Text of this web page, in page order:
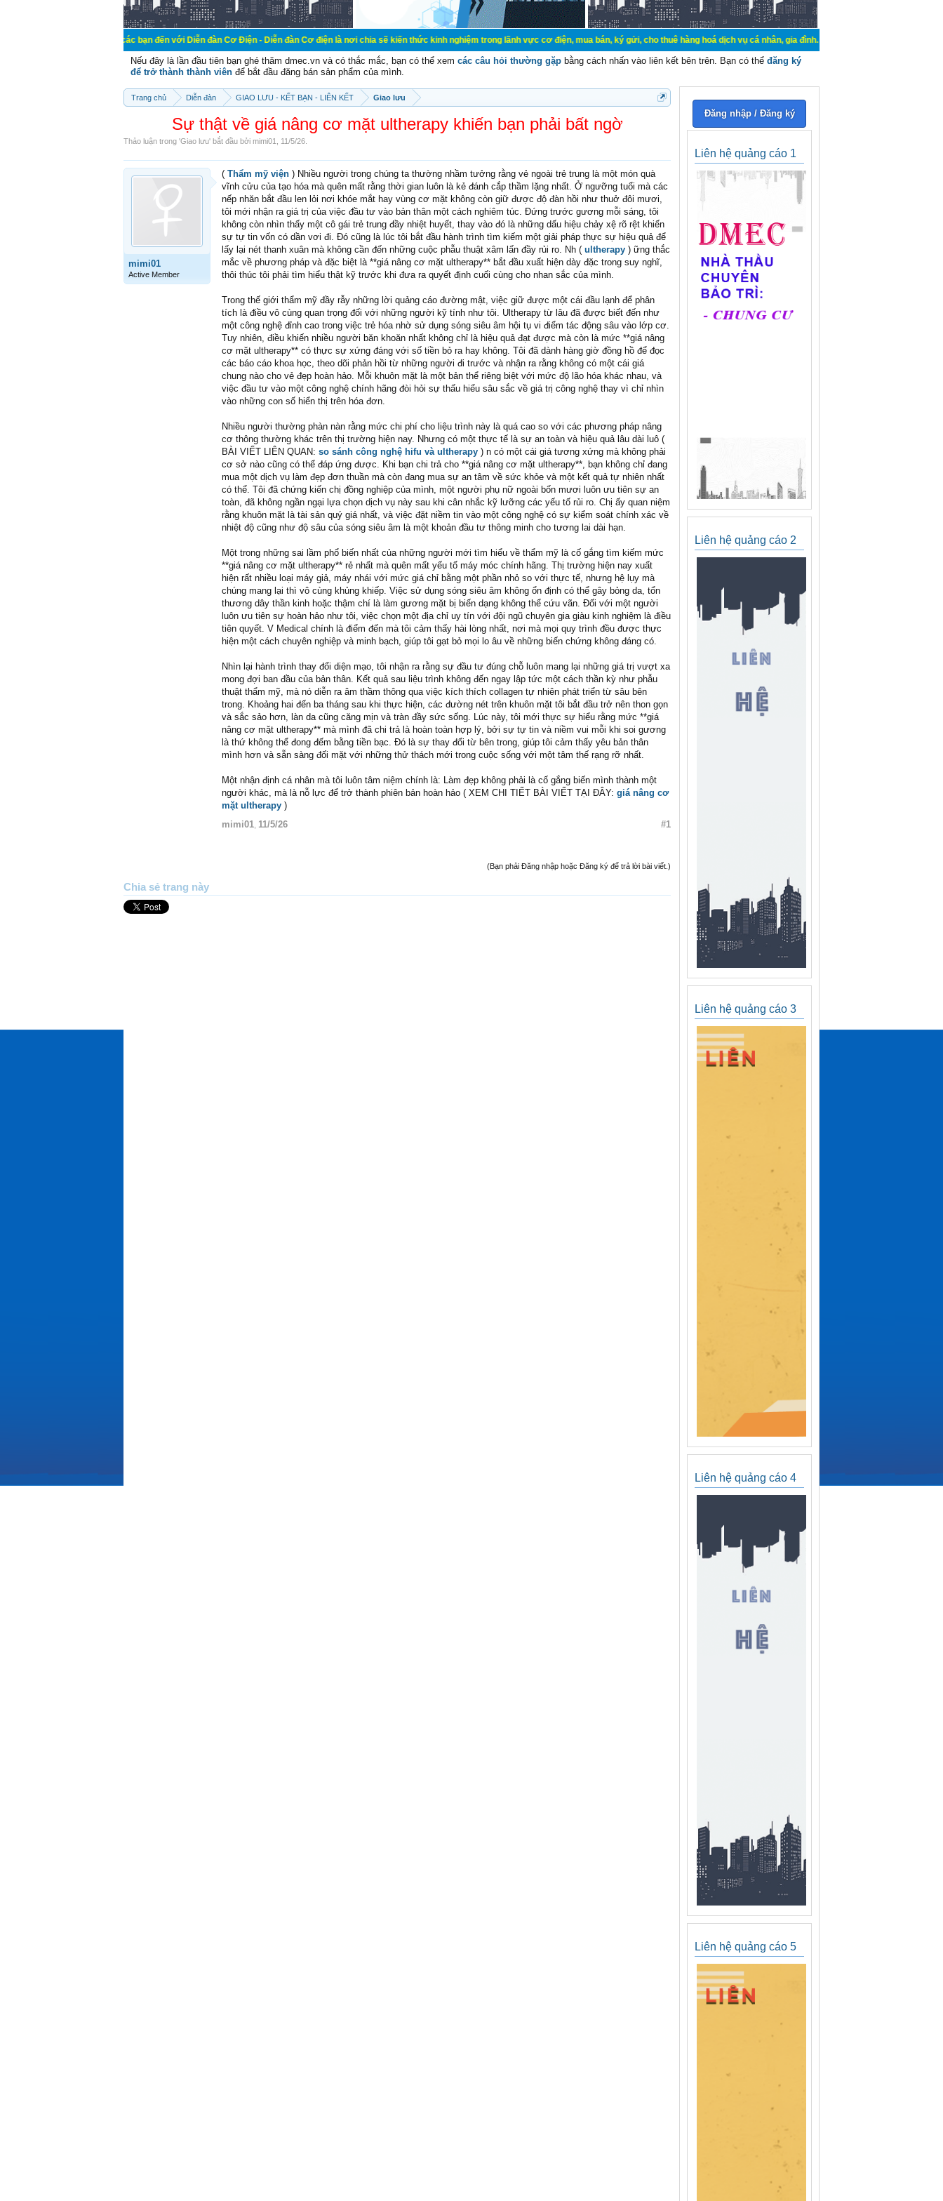
Chào mừng các bạn đến với Diễn đàn Cơ Điện - Diễn đàn Cơ điện là nơi chia sẽ kiến thức kinh nghiệm trong lãnh vực cơ điện, mua bán, ký gửi, cho thuê hàng hoá dịch vụ cá nhân, gia đình. Mua bán, ký gửi, cho thuê thiết bị hệ
Nếu đây là lần đầu tiên bạn ghé thăm dmec.vn và có thắc mắc, bạn có thể xem các câu hỏi thường gặp bằng cách nhấn vào liên kết bên trên. Bạn có thể đăng ký
để trở thành thành viên để bắt đầu đăng bán sản phẩm của mình.
Trang chủ Diễn đàn GIAO LƯU - KẾT BẠN - LIÊN KẾT Giao lưu
Sự thật về giá nâng cơ mặt ultherapy khiến bạn phải bất ngờ
Thảo luận trong 'Giao lưu' bắt đầu bởi mimi01 11/5/26
mimi01
Active Member
( Thẩm mỹ viện ) Nhiều người trong chúng ta thường nhầm tưởng rằng vẻ ngoài trẻ trung là một món quà
vĩnh cửu của tạo hóa mà quên mất rằng thời gian luôn là kẻ đánh cắp thầm lặng nhất. Ở ngưỡng tuổi mà các
nếp nhăn bắt đầu len lỏi nơi khóe mắt hay vùng cơ mặt không còn giữ được độ đàn hồi như thuở đôi mươi,
tôi mới nhận ra giá trị của việc đầu tư vào bản thân một cách nghiêm túc. Đứng trước gương mỗi sáng, tôi
không còn nhìn thấy một cô gái trẻ trung đầy nhiệt huyết, thay vào đó là những dấu hiệu chảy xệ rõ rệt khiến
sự tự tin vốn có dần vơi đi. Đó cũng là lúc tôi bắt đầu hành trình tìm kiếm một giải pháp thực sự hiệu quả để
lấy lại nét thanh xuân mà không cần đến những cuộc phẫu thuật xâm lấn đầy rủi ro. Nh ( ultherapy ) ững thắc
mắc về phương pháp và đặc biệt là **giá nâng cơ mặt ultherapy** bắt đầu xuất hiện dày đặc trong suy nghĩ,
thôi thúc tôi phải tìm hiểu thật kỹ trước khi đưa ra quyết định cuối cùng cho nhan sắc của mình.
Trong thế giới thẩm mỹ đầy rẫy những lời quảng cáo đường mật, việc giữ được một cái đầu lạnh để phân
tích là điều vô cùng quan trọng đối với những người kỹ tính như tôi. Ultherapy từ lâu đã được biết đến như
một công nghệ đỉnh cao trong việc trẻ hóa nhờ sử dụng sóng siêu âm hội tụ vi điểm tác động sâu vào lớp cơ.
Tuy nhiên, điều khiến nhiều người băn khoăn nhất không chỉ là hiệu quả đạt được mà còn là mức **giá nâng
cơ mặt ultherapy** có thực sự xứng đáng với số tiền bỏ ra hay không. Tôi đã dành hàng giờ đồng hồ để đọc
các báo cáo khoa học, theo dõi phản hồi từ những người đi trước và nhận ra rằng không có một cái giá
chung nào cho vẻ đẹp hoàn hảo. Mỗi khuôn mặt là một bản thể riêng biệt với mức độ lão hóa khác nhau, và
việc đầu tư vào một công nghệ chính hãng đòi hỏi sự thấu hiểu sâu sắc về giá trị công nghệ thay vì chỉ nhìn
vào những con số hiển thị trên hóa đơn.
Nhiều người thường phàn nàn rằng mức chi phí cho liệu trình này là quá cao so với các phương pháp nâng
cơ thông thường khác trên thị trường hiện nay. Nhưng có một thực tế là sự an toàn và hiệu quả lâu dài luô (
BÀI VIẾT LIÊN QUAN: so sánh công nghệ hifu và ultherapy ) n có một cái giá tương xứng mà không phải
cơ sở nào cũng có thể đáp ứng được. Khi bạn chi trả cho **giá nâng cơ mặt ultherapy**, bạn không chỉ đang
mua một dịch vụ làm đẹp đơn thuần mà còn đang mua sự an tâm về sức khỏe và một kết quả tự nhiên nhất
có thể. Tôi đã chứng kiến chị đồng nghiệp của mình, một người phụ nữ ngoài bốn mươi luôn ưu tiên sự an
toàn, đã không ngần ngại lựa chọn dịch vụ này sau khi cân nhắc kỹ lưỡng các yếu tố rủi ro. Chị ấy quan niệm
rằng khuôn mặt là tài sản quý giá nhất, và việc đặt niềm tin vào một công nghệ có sự kiểm soát chính xác về
nhiệt độ cũng như độ sâu của sóng siêu âm là một khoản đầu tư thông minh cho tương lai dài hạn.
Một trong những sai lầm phổ biến nhất của những người mới tìm hiểu về thẩm mỹ là cố gắng tìm kiếm mức
**giá nâng cơ mặt ultherapy** rẻ nhất mà quên mất yếu tố máy móc chính hãng. Thị trường hiện nay xuất
hiện rất nhiều loại máy giả, máy nhái với mức giá chỉ bằng một phần nhỏ so với thực tế, nhưng hệ lụy mà
chúng mang lại thì vô cùng khủng khiếp. Việc sử dụng sóng siêu âm không ổn định có thể gây bỏng da, tổn
thương dây thần kinh hoặc thậm chí là làm gương mặt bị biến dạng không thể cứu vãn. Đối với một người
luôn ưu tiên sự hoàn hảo như tôi, việc chọn một địa chỉ uy tín với đội ngũ chuyên gia giàu kinh nghiệm là điều
tiên quyết. V Medical chính là điểm đến mà tôi cảm thấy hài lòng nhất, nơi mà mọi quy trình đều được thực
hiện một cách chuyên nghiệp và minh bạch, giúp tôi gạt bỏ mọi lo âu về những biến chứng không đáng có.
Nhìn lại hành trình thay đổi diện mạo, tôi nhận ra rằng sự đầu tư đúng chỗ luôn mang lại những giá trị vượt xa
mong đợi ban đầu của bản thân. Kết quả sau liệu trình không đến ngay lập tức một cách thần kỳ như phẫu
thuật thẩm mỹ, mà nó diễn ra âm thầm thông qua việc kích thích collagen tự nhiên phát triển từ sâu bên
trong. Khoảng hai đến ba tháng sau khi thực hiện, các đường nét trên khuôn mặt tôi bắt đầu trở nên thon gọn
và sắc sảo hơn, làn da cũng căng mịn và tràn đầy sức sống. Lúc này, tôi mới thực sự hiểu rằng mức **giá
nâng cơ mặt ultherapy** mà mình đã chi trả là hoàn toàn hợp lý, bởi sự tự tin và niềm vui mỗi khi soi gương
là thứ không thể đong đếm bằng tiền bạc. Đó là sự thay đổi từ bên trong, giúp tôi cảm thấy yêu bản thân
mình hơn và sẵn sàng đối mặt với những thử thách mới trong cuộc sống với một tâm thế rạng rỡ nhất.
Một nhận định cá nhân mà tôi luôn tâm niệm chính là: Làm đẹp không phải là cố gắng biến mình thành một
người khác, mà là nỗ lực để trở thành phiên bản hoàn hảo ( XEM CHI TIẾT BÀI VIẾT TẠI ĐÂY: giá nâng cơ
mặt ultherapy )
mimi01 11/5/26 #1
(Bạn phải Đăng nhập hoặc Đăng ký để trả lời bài viết.)
Chia sẻ trang này
Đăng nhập / Đăng ký
Liên hệ quảng cáo 1
Liên hệ quảng cáo 2
Liên hệ quảng cáo 3
Liên hệ quảng cáo 4
Liên hệ quảng cáo 5